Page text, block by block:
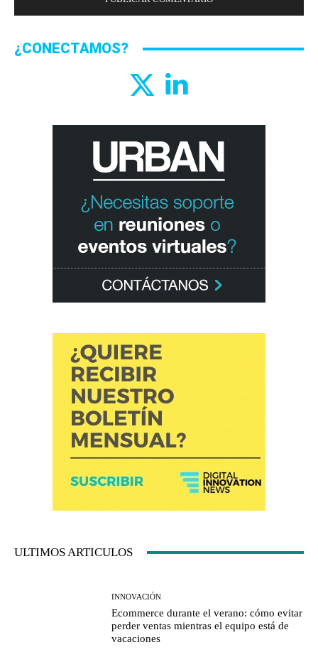
¿CONECTAMOS?
ULTIMOS ARTICULOS
INNOVACIÓN
Ecommerce durante el verano: cómo evitar
perder ventas mientras el equipo está de
vacaciones